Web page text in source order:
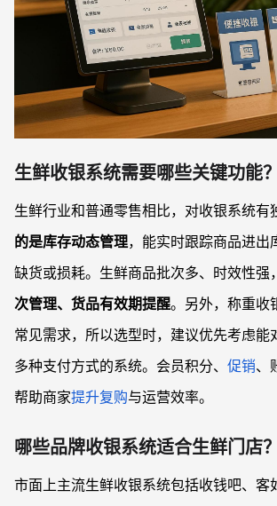
生鲜收银系统需要哪些关键功能？
生鲜行业和普通零售相比，对收银系统有
的是库存动态管理，能实时跟踪商品进出
缺货或损耗。生鲜商品批次多、时效性强
次管理、货品有效期提醒。另外，称重收
常见需求，所以选型时，建议优先考虑能
多种支付方式的系统。会员积分、 促销、
帮助商家提升复购与运营效率。
哪些品牌收银系统适合生鲜门店？
市面上主流生鲜收银系统包括收钱吧、客